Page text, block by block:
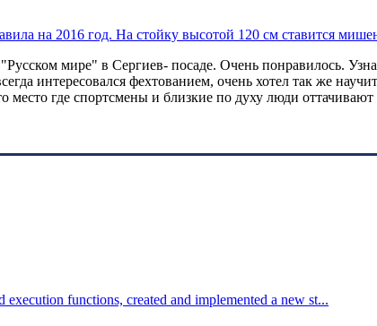
на 2016 год. На стойку высотой 120 см ставится
мире" в Сергиев- посаде. Очень понравилось.
интересовался фехтованием, очень хотел так же
где спортсмены и близкие по духу люди
functions, created and implemented a new st...